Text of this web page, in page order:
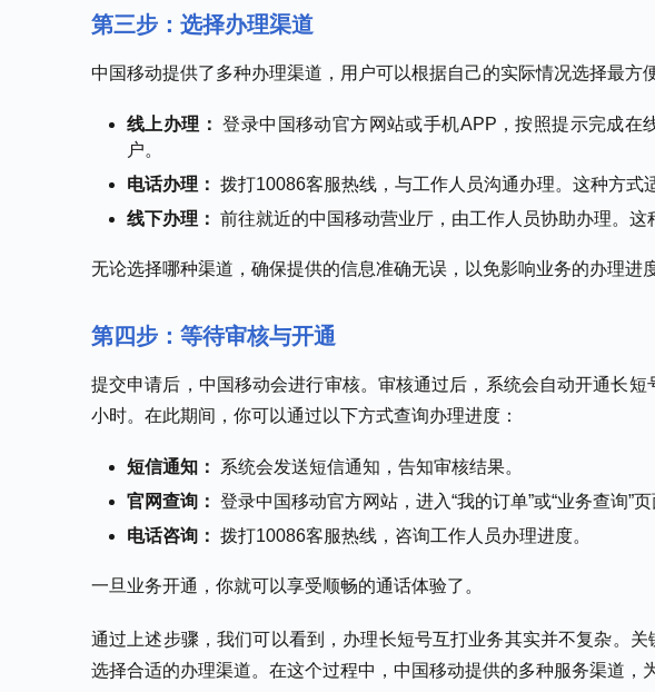
第三步：选择办理渠道
中国移动提供了多种办理渠道，用户可以根据自己的实际情况选择最方
线上办理： 登录中国移动官方网站或手机APP，按照提示完成在
户。
电话办理： 拨打10086客服热线，与工作人员沟通办理。这种方式
线下办理： 前往就近的中国移动营业厅，由工作人员协助办理。这
无论选择哪种渠道，确保提供的信息准确无误，以免影响业务的办理进度
第四步：等待审核与开通
提交申请后，中国移动会进行审核。审核通过后，系统会自动开通长
小时。在此期间，你可以通过以下方式查询办理进度：
短信通知：
系统会发送短信通知，告知审核结果。
官网查询： 登录中国移动官方网站，进入“我的订单”或“业务查询”
电话咨询： 拨打10086客服热线，咨询工作人员办理进度。
一旦业务开通，你就可以享受顺畅的通话体验了。
通过上述步骤，我们可以看到，办理长短号互打业务其实并不复杂。
选择合适的办理渠道。在这个过程中，中国移动提供的多种服务渠道，